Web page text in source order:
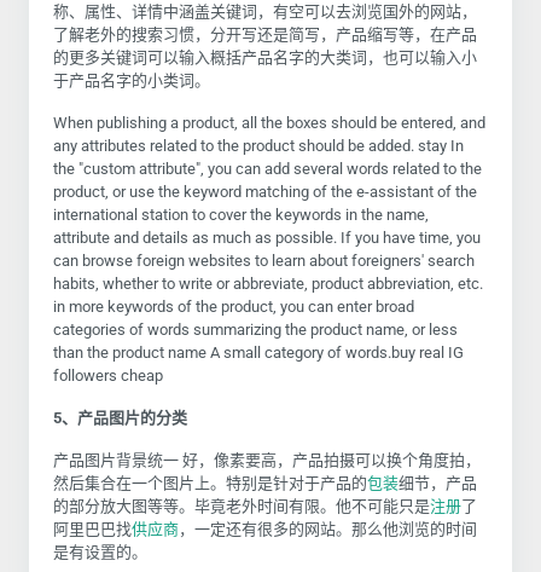
称、属性、详情中涵盖关键词，有空可以去浏览国外的网站，
了解老外的搜索习惯，分开写还是简写，产品缩写等，在产品
的更多关键词可以输入概括产品名字的大类词，也可以输入小
于产品名字的小类词。
When publishing a product, all the boxes should be entered, and
any attributes related to the product should be added. stay In
the "custom attribute", you can add several words related to the
product, or use the keyword matching of the e-assistant of the
international station to cover the keywords in the name,
attribute and details as much as possible. If you have time, you
can browse foreign websites to learn about foreigners' search
habits, whether to write or abbreviate, product abbreviation, etc.
in more keywords of the product, you can enter broad
categories of words summarizing the product name, or less
than the product name A small category of words.buy real IG
followers cheap
5、产品图片的分类
产品图片背景统一 好，像素要高，产品拍摄可以换个角度拍，
然后集合在一个图片上。特别是针对于产品的包装细节，产品
的部分放大图等等。毕竟老外时间有限。他不可能只是注册了
阿里巴巴找供应商，一定还有很多的网站。那么他浏览的时间
是有设置的。